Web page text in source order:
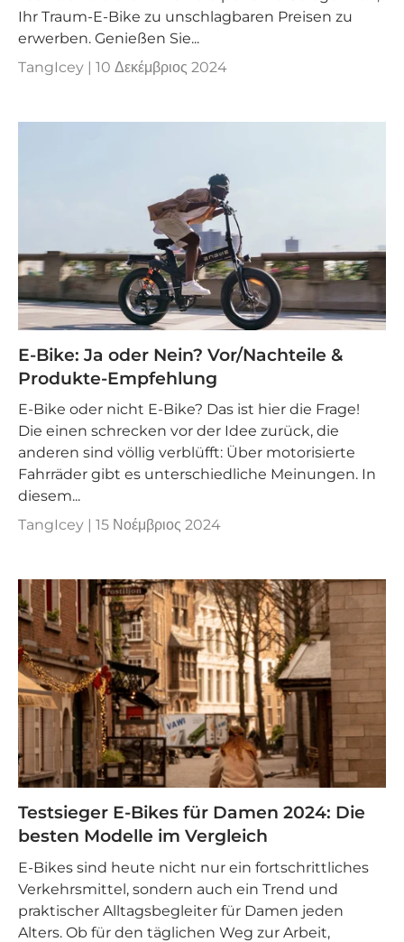
Ihr Traum-E-Bike zu unschlagbaren Preisen zu
erwerben. Genießen Sie...
TangIcey | 10 Δεκέμβριος 2024
E-Bike: Ja oder Nein? Vor/Nachteile &
Produkte-Empfehlung
E-Bike oder nicht E-Bike? Das ist hier die Frage!
Die einen schrecken vor der Idee zurück, die
anderen sind völlig verblüfft: Über motorisierte
Fahrräder gibt es unterschiedliche Meinungen. In
diesem...
TangIcey | 15 Νοέμβριος 2024
Testsieger E-Bikes für Damen 2024: Die
besten Modelle im Vergleich
E-Bikes sind heute nicht nur ein fortschrittliches
Verkehrsmittel, sondern auch ein Trend und
praktischer Alltagsbegleiter für Damen jeden
Alters. Ob für den täglichen Weg zur Arbeit,